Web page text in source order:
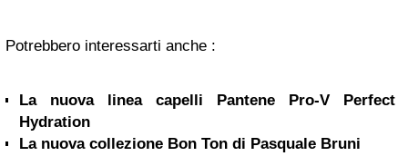
Potrebbero interessarti anche :
La nuova linea capelli Pantene Pro-V Perfect
Hydration
La nuova collezione Bon Ton di Pasquale Bruni